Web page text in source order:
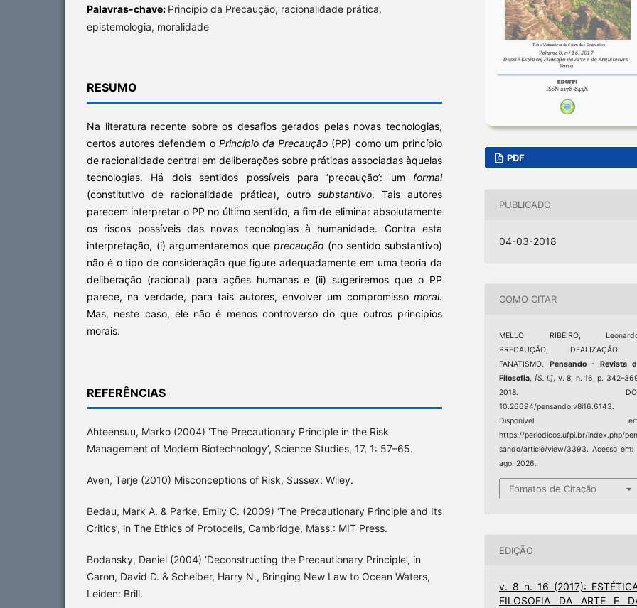
Palavras-chave: Princípio da Precaução, racionalidade prática,
epistemologia, moralidade
RESUMO
Na literatura recente sobre os desafios gerados pelas novas tecnologias,
certos autores defendem o Princípio da Precaução (PP) como um princípio
de racionalidade central em deliberações sobre práticas associadas àquelas
tecnologias. Há dois sentidos possíveis para ‘precaução’: um formal
(constitutivo de racionalidade prática), outro substantivo. Tais autores
parecem interpretar o PP no último sentido, a fim de eliminar absolutamente
os riscos possíveis das novas tecnologias à humanidade. Contra esta
interpretação, (i) argumentaremos queprecaução (no sentido substantivo)
não é o tipo de consideração que figure adequadamente em uma teoria da
deliberação (racional) para ações humanas e (ii) sugeriremos que o PP
parece, na verdade, para tais autores, envolver um compromisso moral.
Mas, neste caso, ele não é menos controverso do que outros princípios
morais.
REFERÊNCIAS
Ahteensuu, Marko (2004) ‘The Precautionary Principle in the Risk
Management of Modern Biotechnology’, Science Studies, 17, 1: 57–65.
Aven, Terje (2010) Misconceptions of Risk, Sussex: Wiley.
Bedau, Mark A. & Parke, Emily C. (2009) ‘The Precautionary Principle and Its
Critics’, in The Ethics of Protocells, Cambridge, Mass.: MIT Press.
Bodansky, Daniel (2004) ‘Deconstructing the Precautionary Principle’, in
Caron, David D. & Scheiber, Harry N., Bringing New Law to Ocean Waters,
Leiden: Brill.
PDF
PUBLICADO
04-03-2018
COMO CITAR
MELLO RIBEIRO,
PRECAUÇÃO, IDEALIZAÇÃO
FANATISMO.Pensando - Revista
Filosofia, [S. l.], v. 8, n. 16, p.
2018.
10.26694/pensando.v8i16.6143.
Disponível
https://periodicos.ufpi.br/index.php/
sando/article/view/3393. Acesso em:
ago. 2026.
Fomatos de Citação
EDIÇÃO
v. 8 n. 16 (2017):
FILOSOFIA DA ARTE E